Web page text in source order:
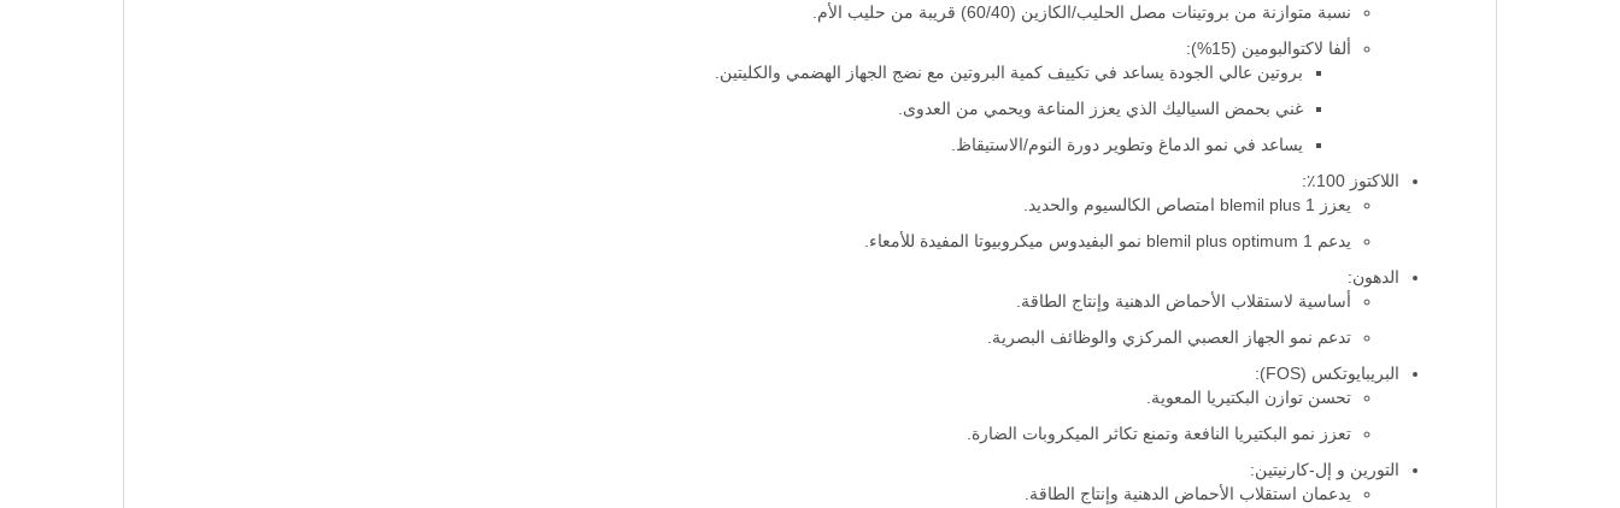
نسبة متوازنة من بروتينات مصل الحليب/الكازين (60/40) قريبة من حليب الأم.
ألفا لاكتوالبومين (15%):
بروتين عالي الجودة يساعد في تكييف كمية البروتين مع نضج الجهاز الهضمي والكليتين.
غني بحمض السياليك الذي يعزز المناعة ويحمي من العدوى.
يساعد في نمو الدماغ وتطوير دورة النوم/الاستيقاظ.
اللاكتوز 100٪:
يعزز blemil plus 1 امتصاص الكالسيوم والحديد.
يدعم blemil plus optimum 1 نمو البفيدوس ميكروبيوتا المفيدة للأمعاء.
الدهون:
أساسية لاستقلاب الأحماض الدهنية وإنتاج الطاقة.
تدعم نمو الجهاز العصبي المركزي والوظائف البصرية.
البريبايوتكس (FOS):
تحسن توازن البكتيريا المعوية.
تعزز نمو البكتيريا النافعة وتمنع تكاثر الميكروبات الضارة.
التورين و إل-كارنيتين:
يدعمان استقلاب الأحماض الدهنية وإنتاج الطاقة.